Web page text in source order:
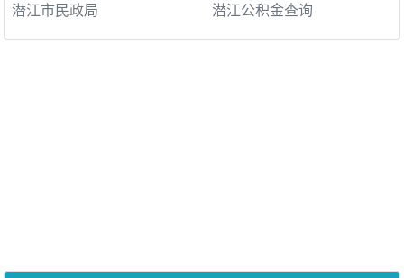
潜江市民政局
潜江公积金查询